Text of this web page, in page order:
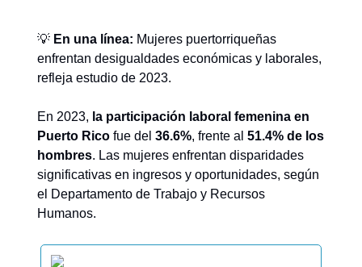
💡 En una línea: Mujeres puertorriqueñas
enfrentan desigualdades económicas y laborales,
refleja estudio de 2023.
En 2023, la participación laboral femenina en
Puerto Rico fue del 36.6%, frente al 51.4% de los
hombres. Las mujeres enfrentan disparidades
significativas en ingresos y oportunidades, según
el Departamento de Trabajo y Recursos
Humanos.